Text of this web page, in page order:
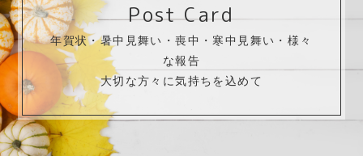
Post Card
年賀状・暑中見舞い・喪中・寒中見舞い・様々
な報告
大切な方々に気持ちを込めて